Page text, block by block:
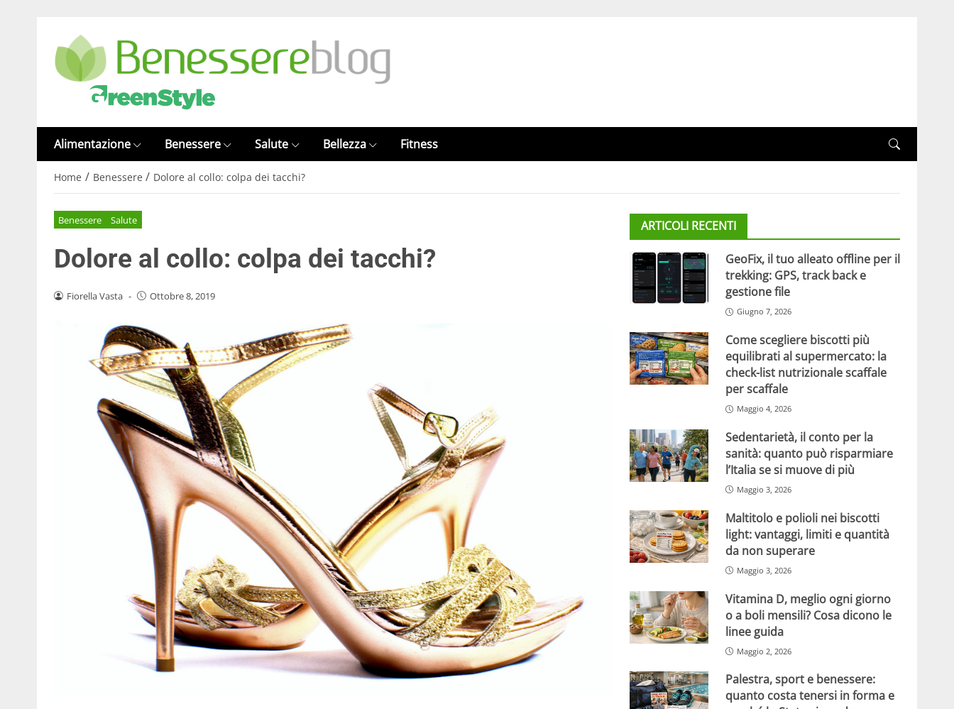
Alimentazione Benessere Salute Bellezza Fitness
Home / Benessere / Dolore al collo: colpa dei tacchi?
Benessere Salute
Dolore al collo: colpa dei tacchi?
Fiorella Vasta - Ottobre 8, 2019
ARTICOLI RECENTI
GeoFix, il tuo alleato offline per il
trekking: GPS, track back e
gestione file
Giugno 7, 2026
Come scegliere biscotti più
equilibrati al supermercato: la
check-list nutrizionale scaffale
per scaffale
Maggio 4, 2026
Sedentarietà, il conto per la
sanità: quanto può risparmiare
l’Italia se si muove di più
Maggio 3, 2026
Maltitolo e polioli nei biscotti
light: vantaggi, limiti e quantità
da non superare
Maggio 3, 2026
Vitamina D, meglio ogni giorno
o a boli mensili? Cosa dicono le
linee guida
Maggio 2, 2026
Palestra, sport e benessere:
quanto costa tenersi in forma e